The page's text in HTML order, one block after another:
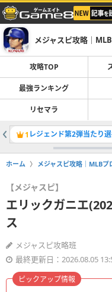
メジャスピ攻略｜
攻略TOP
最強ランキング
リセマラ
1 レジェンド第2弾当たり
ホーム メジャスピ攻略｜MLBプ
【メジャスピ】
エリックガニエ
ス
メジャスピ攻略班
最終更新日：2026.08.05
ピックアップ情報